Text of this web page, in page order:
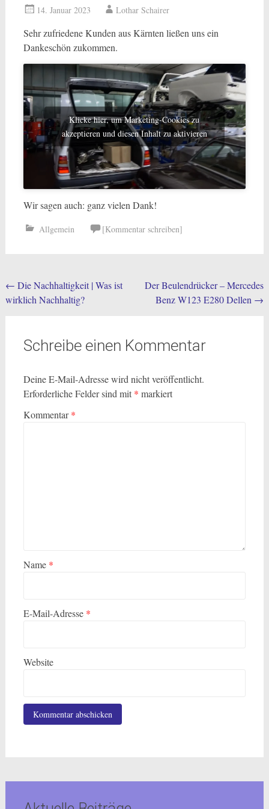
14. Januar 2023 Lothar Schairer
Sehr zufriedene Kunden aus Kärnten ließen uns ein
Dankeschön zukommen.
Klicke hier, um Marketing-Cookies zu
akzeptieren und diesen Inhalt zu aktivieren
Wir sagen auch: ganz vielen Dank!
Allgemein [Kommentar schreiben]
Post
navigation
← Die Nachhaltigkeit | Was ist
wirklich Nachhaltig?
Der Beulendrücker – Mercedes
Benz W123 E280 Dellen →
Schreibe einen Kommentar
Deine E-Mail-Adresse wird nicht veröffentlicht.
Erforderliche Felder sind mit * markiert
Kommentar*
Name *
E-Mail-Adresse *
Website